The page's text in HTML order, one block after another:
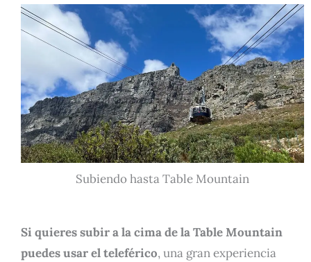
Subiendo hasta Table Mountain
Si quieres subir a la cima de la Table Mountain
puedes usar el teleférico, una gran experiencia